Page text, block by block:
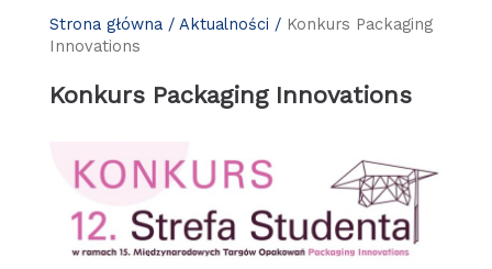
Strona główna/ Aktualności / Konkurs Packaging
Innovations
Konkurs Packaging Innovations